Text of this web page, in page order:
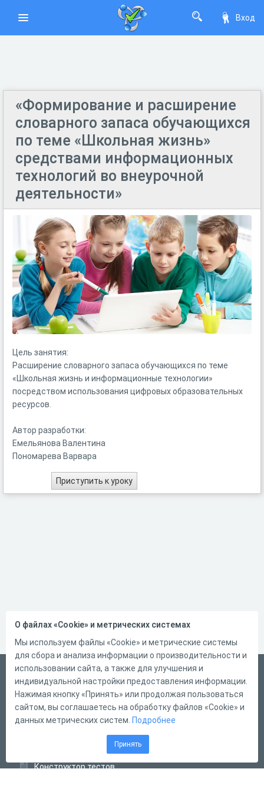
Вход
«Формирование и расширение
словарного запаса обучающихся
по теме «Школьная жизнь»
средствами информационных
технологий во внеурочной
деятельности»
Цель занятия:
Расширение словарного запаса обучающихся по теме
«Школьная жизнь и информационные технологии»
посредством использования цифровых образовательных
ресурсов.
Автор разработки:
Емельянова Валентина
Пономарева Варвара
Русский
Справка
Форма обратной связи
Конструктор тестов
О файлах «Cookie» и метрических системах
Мы используем файлы «Cookie» и метрические системы
для сбора и анализа информации о производительности и
использовании сайта, а также для улучшения и
индивидуальной настройки предоставления информации.
Нажимая кнопку «Принять» или продолжая пользоваться
сайтом, вы соглашаетесь на обработку файлов «Cookie» и
данных метрических систем. Подробнее
Принять